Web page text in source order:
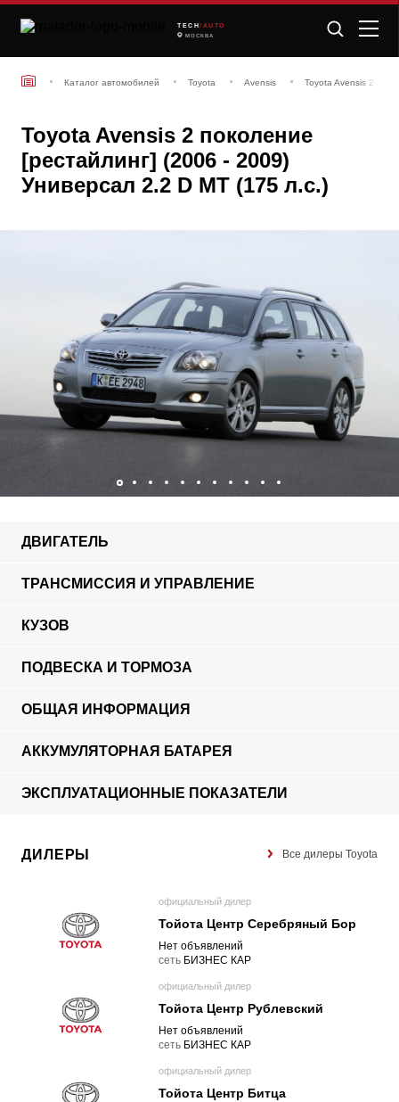
TECH /AUTO
МОСКВА
Каталог автомобилей Toyota Avensis Toyota Avensis 2
Toyota Avensis 2 поколение
[рестайлинг] (2006 - 2009)
Универсал 2.2 D MT (175 л.с.)
ДВИГАТЕЛЬ
ТРАНСМИССИЯ И УПРАВЛЕНИЕ
КУЗОВ
ПОДВЕСКА И ТОРМОЗА
ОБЩАЯ ИНФОРМАЦИЯ
АККУМУЛЯТОРНАЯ БАТАРЕЯ
ЭКСПЛУАТАЦИОННЫЕ ПОКАЗАТЕЛИ
ДИЛЕРЫ Все дилеры Toyota
официальный дилер
Тойота Центр Серебряный Бор
Нет объявлений
cеть БИЗНЕС КАР
официальный дилер
Тойота Центр Рублевский
Нет объявлений
cеть БИЗНЕС КАР
официальный дилер
Тойота Центр Битца